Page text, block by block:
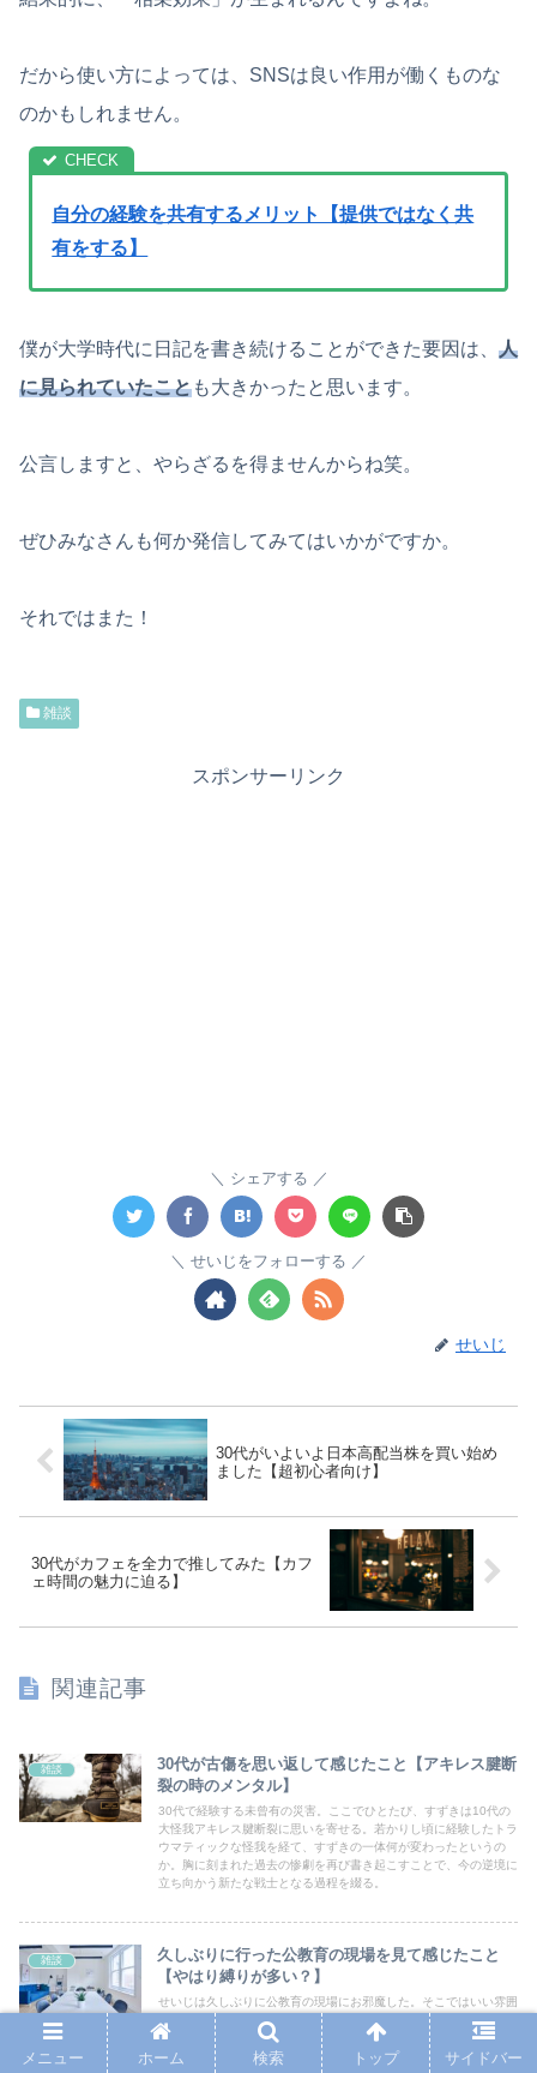
だから使い方によっては、SNSは良い作用が働くものな
のかもしれません。
自分の経験を共有するメリット【提供ではなく共
有をする】
僕が大学時代に日記を書き続けることができた要因は、 人
に見られていたことも大きかったと思います。
公言しますと、やらざるを得ませんからね笑。
ぜひみなさんも何か発信してみてはいかがですか。
それではまた！
雑談
スポンサーリンク
シェアする
せいじをフォローする
せいじ
30代がいよいよ日本高配当株を買い始め
ました【超初心者向け】
30代がカフェを全力で推してみた【カフ
ェ時間の魅力に迫る】
関連記事
雑談
30代が古傷を思い返して感じたこと【アキレス腱断
裂の時のメンタル】
30代で経験する未曾有の災害。ここでひとたび、すずきは10代の
大怪我アキレス腱断裂に思いを寄せる。若かりし頃に経験したトラ
ウマティックな怪我を経て、すずきの一体何が変わったというの
か。胸に刻まれた過去の惨劇を再び書き起こすことで、今の逆境に
立ち向かう新たな戦士となる過程を綴る。
雑談
久しぶりに行った公教育の現場を見て感じたこと
【やはり縛りが多い？】
せいじは久しぶりに公教育の現場にお邪魔した。そこではいい雰囲
気で会議が開かれていたが、自分が会議に参加していた時代を思い
出すと、とてもじゃないが今はできないと感じてしまった。チーム
で何かを遂行するためには、それなりのチェックやケアが入る。そ
メニュー ホーム 検索 トップ サイドバー